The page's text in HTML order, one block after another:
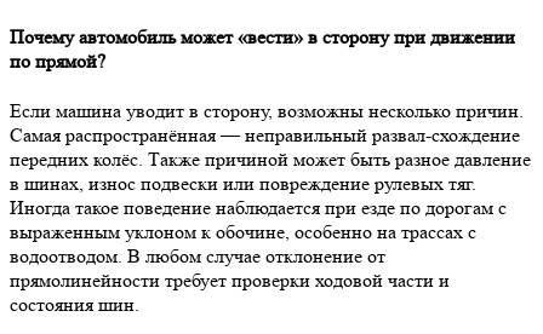
Почему автомобиль может «вести» в сторону при движении
по прямой?
Если машина уводит в сторону, возможны несколько причин.
Самая распространённая — неправильный развал-схождение
передних колёс. Также причиной может быть разное давление
в шинах, износ подвески или повреждение рулевых тяг.
Иногда такое поведение наблюдается при езде по дорогам с
выраженным уклоном к обочине, особенно на трассах с
водоотводом. В любом случае отклонение от
прямолинейности требует проверки ходовой части и
состояния шин.